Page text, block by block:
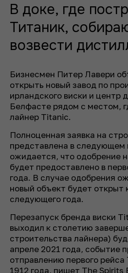
В доке, где
Титаник,
возвести
Бизнесмен Питер Лавери
открыть новый завод по
ирландского виски и центр
Белфасте рядом с местом,
лайнер Titanic.
Полноценная заявка на
представлена ​​в следующем
ожидается, что одобрение
будет предоставлено в
года. В случае одобрения
новый объект будет открыт
следующего года.
Перезапуск бренда виски
выходил к столетию
строительства лайнера)
апреле 2021 года, событие
отправлению первого рейса
1912 года, пишет The Spirits